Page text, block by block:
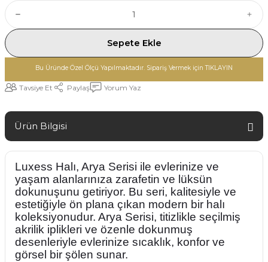
Sepete Ekle
Bu Üründe Özel Ölçü Yapılmaktadır. Sipariş Vermek için TIKLAYIN
Tavsiye Et Paylaş Yorum Yaz
Ürün Bilgisi
Luxess Halı, Arya Serisi ile evlerinize ve
yaşam alanlarınıza zarafetin ve lüksün
dokunuşunu getiriyor. Bu seri, kalitesiyle ve
estetiğiyle ön plana çıkan modern bir halı
koleksiyonudur. Arya Serisi, titizlikle seçilmiş
akrilik iplikleri ve özenle dokunmuş
desenleriyle evlerinize sıcaklık, konfor ve
görsel bir şölen sunar.